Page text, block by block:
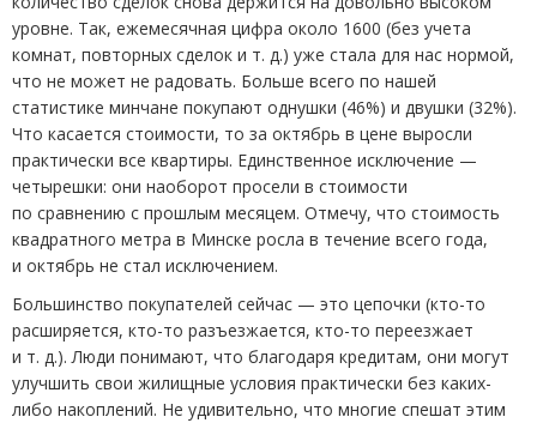
уровне. Так, ежемесячная цифра около 1600 (без учета
комнат, повторных сделок и т. д.) уже стала для нас нормой,
что не может не радовать. Больше всего по нашей
статистике минчане покупают однушки (46%) и двушки (32%).
Что касается стоимости, то за октябрь в цене выросли
практически все квартиры. Единственное исключение —
четырешки: они наоборот просели в стоимости
по сравнению с прошлым месяцем. Отмечу, что стоимость
квадратного метра в Минске росла в течение всего года,
и октябрь не стал исключением.
Большинство покупателей сейчас — это цепочки (кто-то
расширяется, кто-то разъезжается, кто-то переезжает
и т. д.). Люди понимают, что благодаря кредитам, они могут
улучшить свои жилищные условия практически без каких-
либо накоплений. Не удивительно, что многие спешат этим